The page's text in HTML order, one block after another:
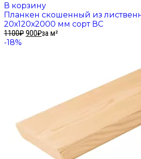
В корзину
Планкен скошенный из
20х120х2000 мм сорт ВС
1100₽ 900₽за м²
-18%